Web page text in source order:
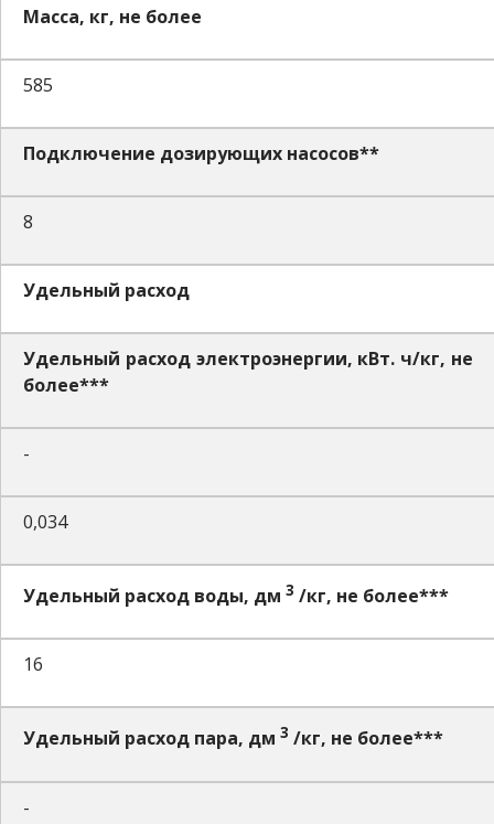
Масса, кг, не более
585
Подключение дозирующих насосов**
8
Удельный расход
Удельный расход электроэнергии, кВт. ч/кг, не
более***
-
0,034
Удельный расход воды, дм 3 /кг, не более***
16
Удельный расход пара, дм 3 /кг, не более***
-